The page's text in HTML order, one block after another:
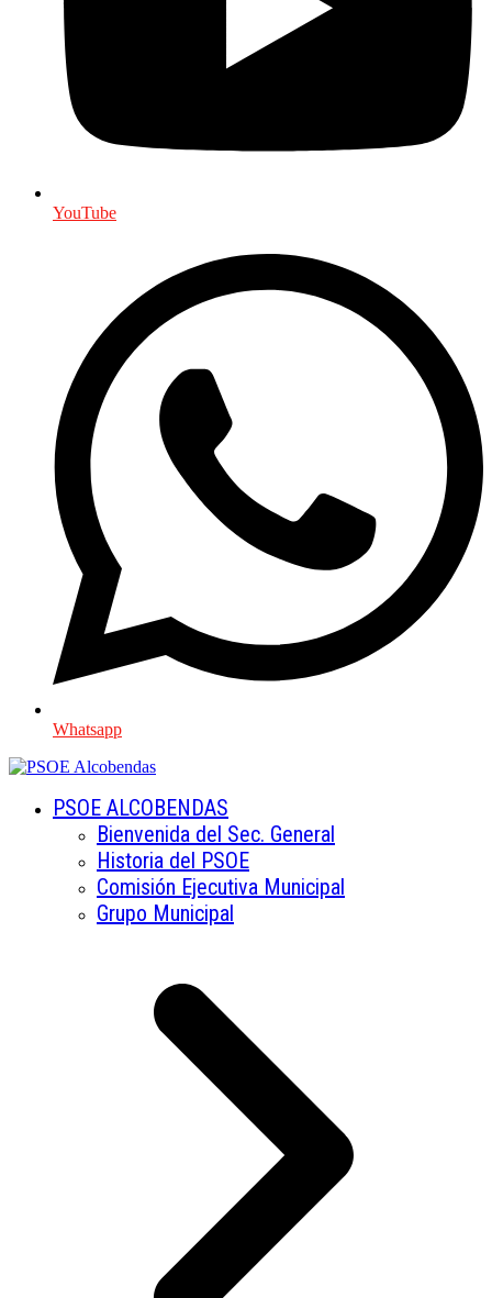
YouTube
Whatsapp
PSOE ALCOBENDAS
Bienvenida del Sec. General
Historia del PSOE
Comisión Ejecutiva Municipal
Grupo Municipal